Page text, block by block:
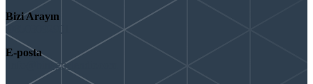
Bizi Arayın
E-posta
info@binaguclendir.com